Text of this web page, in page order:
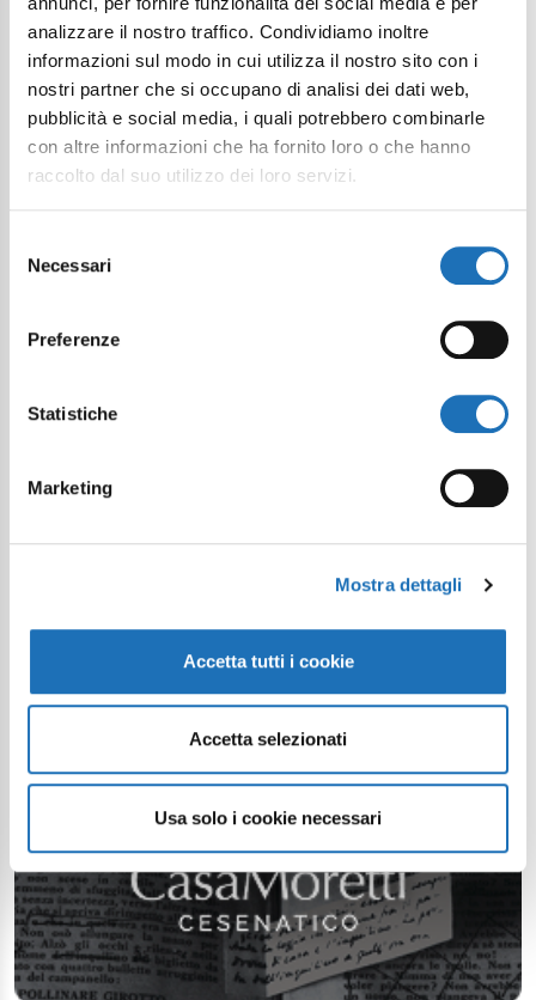
analizzare il nostro traffico. Condividiamo inoltre
informazioni sul modo in cui utilizza il nostro sito con i
nostri partner che si occupano di analisi dei dati web,
pubblicità e social media, i quali potrebbero combinarle
con altre informazioni che ha fornito loro o che hanno
raccolto dal suo utilizzo dei loro servizi.
delNecessari
Preferenze
Statistiche
Marketing
Mostra dettagli
Accetta tutti i cookie
Accetta selezionati
Usa solo i cookie necessari